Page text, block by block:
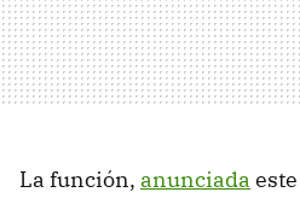
La función, anunciada